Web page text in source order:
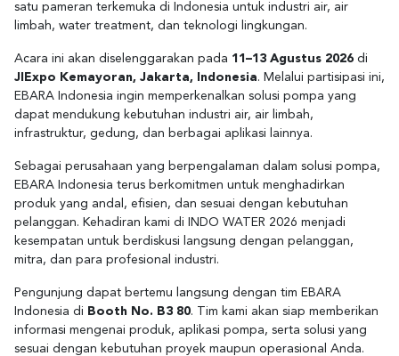
satu pameran terkemuka di Indonesia untuk industri air, air
limbah, water treatment, dan teknologi lingkungan.
Acara ini akan diselenggarakan pada 11–13 Agustus 2026 di
JIExpo Kemayoran, Jakarta, Indonesia. Melalui partisipasi ini,
EBARA Indonesia ingin memperkenalkan solusi pompa yang
dapat mendukung kebutuhan industri air, air limbah,
infrastruktur, gedung, dan berbagai aplikasi lainnya.
Sebagai perusahaan yang berpengalaman dalam solusi pompa,
EBARA Indonesia terus berkomitmen untuk menghadirkan
produk yang andal, efisien, dan sesuai dengan kebutuhan
pelanggan. Kehadiran kami di INDO WATER 2026 menjadi
kesempatan untuk berdiskusi langsung dengan pelanggan,
mitra, dan para profesional industri.
Pengunjung dapat bertemu langsung dengan tim EBARA
Indonesia di Booth No. B3 80. Tim kami akan siap memberikan
informasi mengenai produk, aplikasi pompa, serta solusi yang
sesuai dengan kebutuhan proyek maupun operasional Anda.